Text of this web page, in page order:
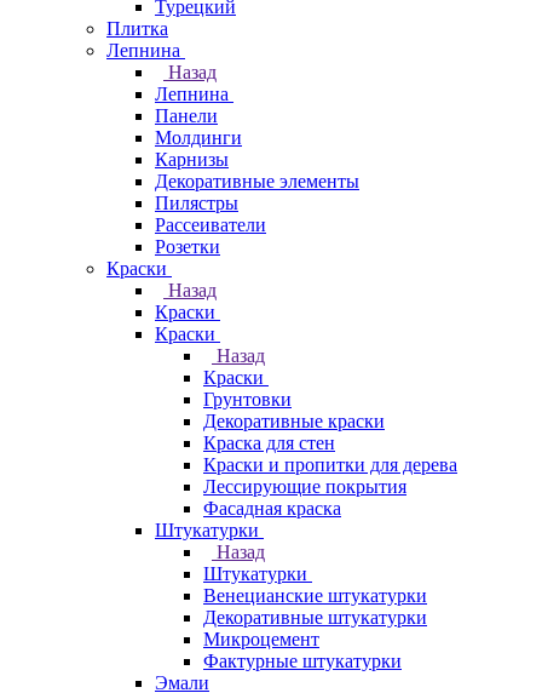
Турецкий
Плитка
Лепнина
Назад
Лепнина
Панели
Молдинги
Карнизы
Декоративные элементы
Пилястры
Рассеиватели
Розетки
Краски
Назад
Краски
Краски
Назад
Краски
Грунтовки
Декоративные краски
Краска для стен
Краски и пропитки для дерева
Лессирующие покрытия
Фасадная краска
Штукатурки
Назад
Штукатурки
Венецианские штукатурки
Декоративные штукатурки
Микроцемент
Фактурные штукатурки
Эмали